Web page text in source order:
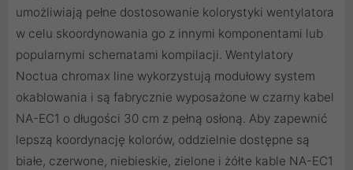
umożliwiają pełne dostosowanie kolorystyki wentylatora
w celu skoordynowania go z innymi komponentami lub
popularnymi schematami kompilacji. Wentylatory
Noctua chromax line wykorzystują modułowy system
okablowania i są fabrycznie wyposażone w czarny kabel
NA-EC1 o długości 30 cm z pełną osłoną. Aby zapewnić
lepszą koordynację kolorów, oddzielnie dostępne są
białe, czerwone, niebieskie, zielone i żółte kable NA-EC1